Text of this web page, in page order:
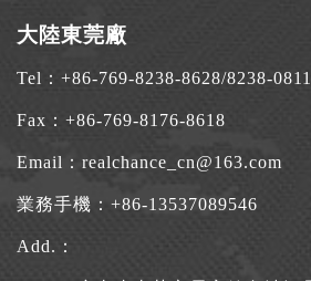
大陸東莞廠
Tel： +86-769-8238-8628/8238-0811
Fax：+86-769-8176-8618
Email： realchance_cn@163.com
業務手機： +86-13537089546
Add.：